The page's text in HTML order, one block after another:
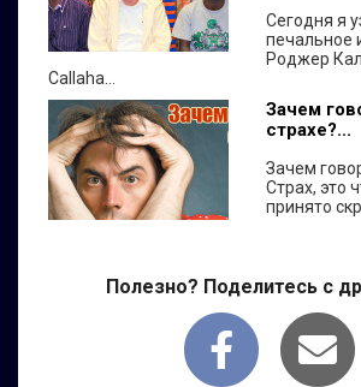
Сегодня я
печальное
Роджер
Callaha...
Зачем
страхе?...
Зачем
Страх, это
принято
Полезно? Поделитесь с